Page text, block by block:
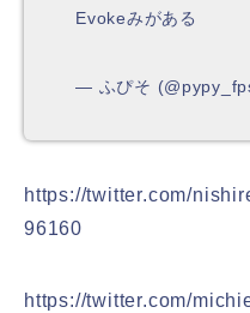
Evokeみがある
— ふぴそ
https://twitter.com/
96160
https://twitter.com/